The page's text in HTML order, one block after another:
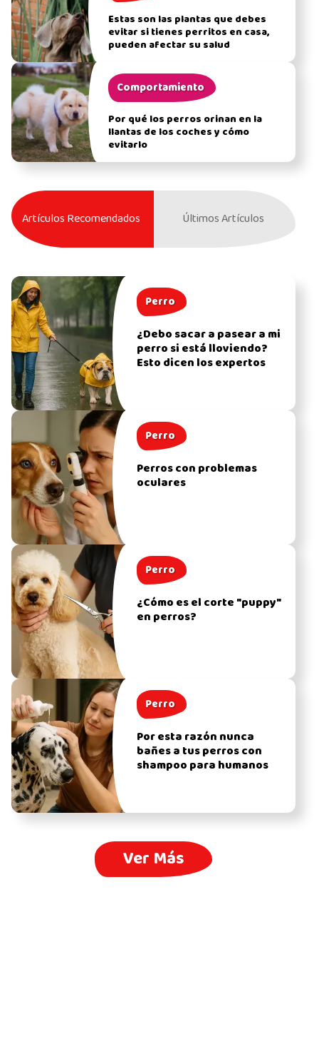
Estas son las plantas que debes
evitar si tienes perritos en casa,
pueden afectar su salud
Comportamiento
Por qué los perros orinan en la
llantas de los coches y cómo
evitarlo
Artículos Recomendados Últimos Artículos
Perro
¿Debo sacar a pasear a mi
perro si está lloviendo?
Esto dicen los expertos
Perro
Perros con problemas
oculares
Perro
¿Cómo es el corte "puppy"
en perros?
Perro
Por esta razón nunca
bañes a tus perros con
shampoo para humanos
Ver Más